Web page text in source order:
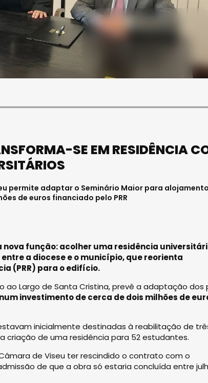
SE EM RESIDÊNCIA
permite adaptar o Seminário Maior para
de euros financiado pelo PRR
nova função: acolher uma residência
a diocese e o município, que reorienta
(PRR) para o edifício.
ao Largo de Santa Cristina, prevê a adaptação dos
num investimento de cerca de dois milhões de
inicialmente destinadas à reabilitação de
criação de uma residência para 52 estudantes.
de Viseu ter rescindido o contrato com o
de que a obra só estaria concluída entre
ALMEIDA,
NO
SOCIEDADE
FUNERAL DA MÉDICA
VISEENSE RITA REBELO